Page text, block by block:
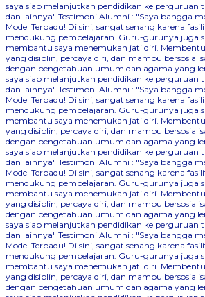
saya siap melanjutkan pendidikan ke perguruan
dan lainnya" Testimoni Alumni : "Saya bangga
Model Terpadu! Di sini, sangat senang karena
mendukung pembelajaran. Guru-gurunya juga
membantu saya menemukan jati diri.
yang disiplin, percaya diri, dan mampu
dengan pengetahuan umum dan agama yang
saya siap melanjutkan pendidikan ke perguruan
dan lainnya" Testimoni Alumni : "Saya bangga
Model Terpadu! Di sini, sangat senang karena
mendukung pembelajaran. Guru-gurunya juga
membantu saya menemukan jati diri.
yang disiplin, percaya diri, dan mampu
dengan pengetahuan umum dan agama yang
saya siap melanjutkan pendidikan ke perguruan
dan lainnya" Testimoni Alumni : "Saya bangga
Model Terpadu! Di sini, sangat senang karena
mendukung pembelajaran. Guru-gurunya juga
membantu saya menemukan jati diri.
yang disiplin, percaya diri, dan mampu
dengan pengetahuan umum dan agama yang
saya siap melanjutkan pendidikan ke perguruan
dan lainnya" Testimoni Alumni : "Saya bangga
Model Terpadu! Di sini, sangat senang karena
mendukung pembelajaran. Guru-gurunya juga
membantu saya menemukan jati diri.
yang disiplin, percaya diri, dan mampu
dengan pengetahuan umum dan agama yang